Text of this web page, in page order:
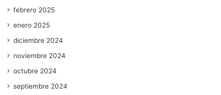
febrero 2025
enero 2025
diciembre 2024
noviembre 2024
octubre 2024
septiembre 2024